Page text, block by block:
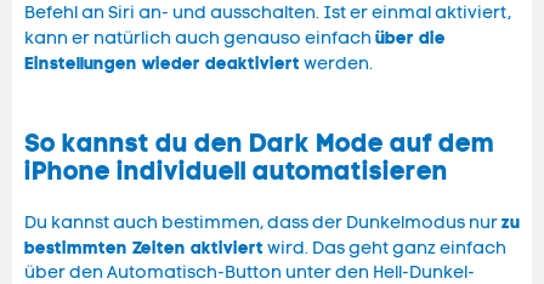
Befehl an Siri an- und ausschalten. Ist er einmal aktiviert,
kann er natürlich auch genauso einfach über die
Einstellungen wieder deaktiviert werden.
So kannst du den Dark Mode auf dem
iPhone individuell automatisieren
Du kannst auch bestimmen, dass der Dunkelmodus nurzu
bestimmten Zeiten aktiviert wird. Das geht ganz einfach
über den Automatisch-Button unter den Hell-Dunkel-